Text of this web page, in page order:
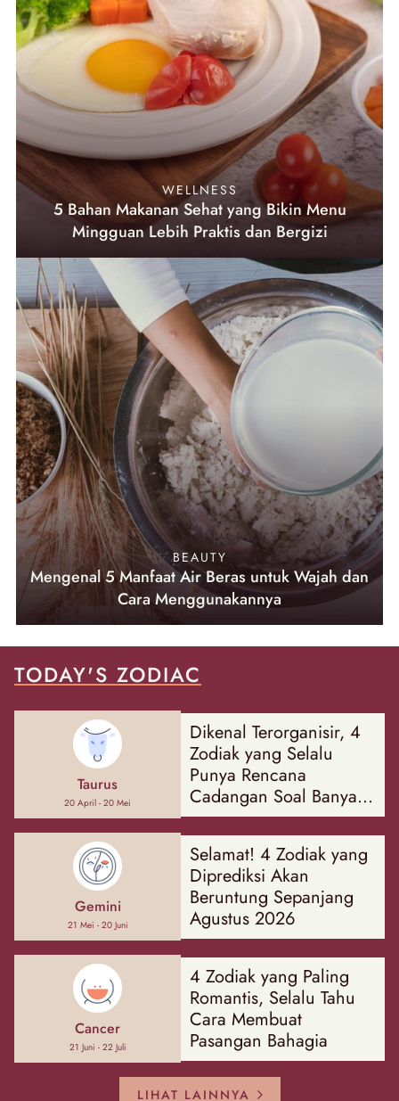
WELLNESS
5 Bahan Makanan Sehat yang Bikin Menu
Mingguan Lebih Praktis dan Bergizi
BEAUTY
Mengenal 5 Manfaat Air Beras untuk Wajah dan
Cara Menggunakannya
TODAY'S ZODIAC
Taurus
20 April - 20 Mei
Dikenal Terorganisir, 4
Zodiak yang Selalu
Punya Rencana
Cadangan Soal Banyak
Hal
Gemini
21 Mei - 20 Juni
Selamat! 4 Zodiak yang
Diprediksi Akan
Beruntung Sepanjang
Agustus 2026
Cancer
21 Juni - 22 Juli
4 Zodiak yang Paling
Romantis, Selalu Tahu
Cara Membuat
Pasangan Bahagia
LIHAT LAINNYA